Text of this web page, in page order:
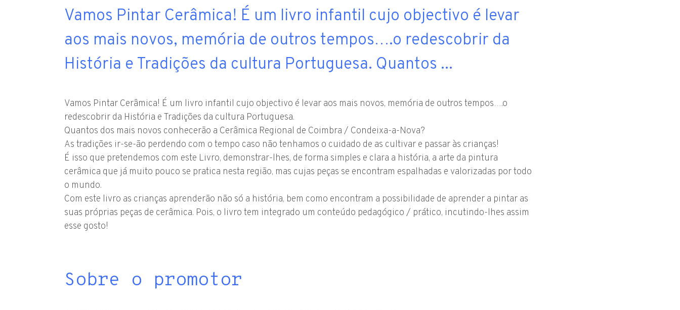
Vamos Pintar Cerâmica! É um livro infantil cujo objectivo é levar
aos mais novos, memória de outros tempos….o redescobrir da
História e Tradições da cultura Portuguesa. Quantos ...
Vamos Pintar Cerâmica! É um livro infantil cujo objectivo é levar aos mais novos, memória de outros tempos….o
redescobrir da História e Tradições da cultura Portuguesa.
Quantos dos mais novos conhecerão a Cerâmica Regional de Coimbra / Condeixa-a-Nova?
As tradições ir-se-ão perdendo com o tempo caso não tenhamos o cuidado de as cultivar e passar às crianças!
É isso que pretendemos com este Livro, demonstrar-lhes, de forma simples e clara a história, a arte da pintura
cerâmica que já muito pouco se pratica nesta região, mas cujas peças se encontram espalhadas e valorizadas por todo
o mundo.
Com este livro as crianças aprenderão não só a história, bem como encontram a possibilidade de aprender a pintar as
suas próprias peças de cerâmica. Pois, o livro tem integrado um conteúdo pedagógico / prático, incutindo-lhes assim
esse gosto!
Sobre o promotor